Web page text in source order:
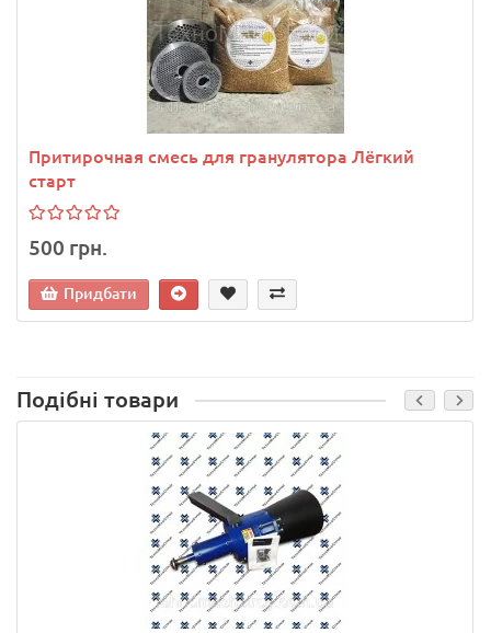
Притирочная смесь для гранулятора Лёгкий
старт
500 грн.
Придбати
Подібні товари